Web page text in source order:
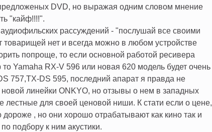
DVD, но выражая одним словом мнение
"кайф!!!!".
рассуждений - "послушай все своими
товарищей нет и всегда можно в любом устройстве
попроще, то если основной работой ресивера
Yamaha RX-V 596 или новая 620 модель будет очень
757,TX-DS 595, последний апарат я правда не
линейки ONKYO, но отзывы о нем в западных
лестные для своей ценовой ниши. К стати если о цене,
, но они хорошо отрабатывают как кино так и
подбору к ним акустики.